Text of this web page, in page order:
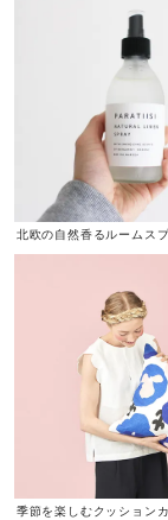
北欧の自然香るルームス
季節を楽しむクッション